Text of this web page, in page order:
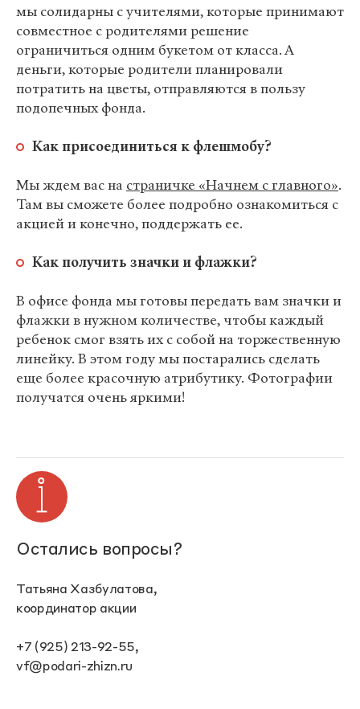
мы солидарны с учителями, которые принимают
совместное с родителями решение
ограничиться одним букетом от класса. А
деньги, которые родители планировали
потратить на цветы, отправляются в пользу
подопечных фонда.
Как присоединиться к флешмобу?
Мы ждем вас на страничке «Начнем с главного».
Там вы сможете более подробно ознакомиться с
акцией и конечно, поддержать ее.
Как получить значки и флажки?
В офисе фонда мы готовы передать вам значки и
флажки в нужном количестве, чтобы каждый
ребенок смог взять их с собой на торжественную
линейку. В этом году мы постарались сделать
еще более красочную атрибутику. Фотографии
получатся очень яркими!
Остались вопросы?
Татьяна Хазбулатова,
координатор акции
+7 (925) 213-92-55,
vf@podari-zhizn.ru